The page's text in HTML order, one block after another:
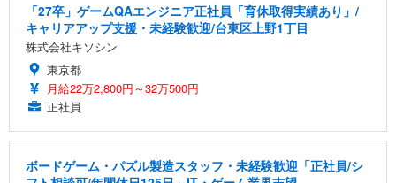
「27卒」ゲームQAエンジニア正社員「育休取得実績あり」/
キャリアアップ支援・未経験歓迎/台東区上野1丁目
株式会社キソシン
東京都
月給22万2,800円～32万500円
正社員
ボードゲーム・パズル製造スタッフ・未経験歓迎「正社員/シ